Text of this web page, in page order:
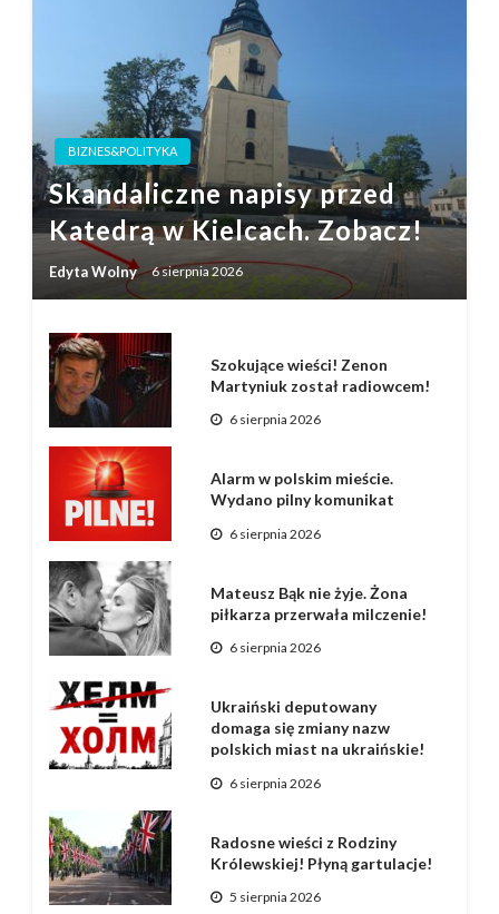
BIZNES&POLITYKA
Skandaliczne napisy przed
Katedrą w Kielcach. Zobacz!
Edyta Wolny 6 sierpnia 2026
Szokujące wieści! Zenon
Martyniuk został radiowcem!
6 sierpnia 2026
Alarm w polskim mieście.
Wydano pilny komunikat
6 sierpnia 2026
Mateusz Bąk nie żyje. Żona
piłkarza przerwała milczenie!
6 sierpnia 2026
Ukraiński deputowany
domaga się zmiany nazw
polskich miast na ukraińskie!
6 sierpnia 2026
Radosne wieści z Rodziny
Królewskiej! Płyną gartulacje!
5 sierpnia 2026